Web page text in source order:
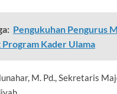
Pengukuhan Pengurus
Kader Ulama
M. Pd., Sekretaris